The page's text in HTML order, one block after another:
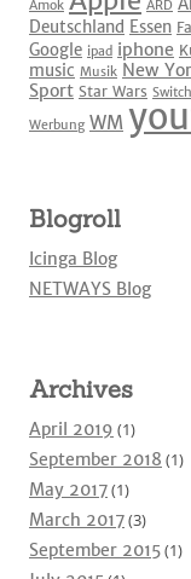
Amok ARD
Deutschland Essen
Google ipad iphone
music Musik New
Sport Star Wars Switch
Werbung WM
Blogroll
Icinga Blog
NETWAYS Blog
Archives
April 2019 (1)
September 2018 (1)
May 2017(1)
March 2017(3)
September 2015(1)